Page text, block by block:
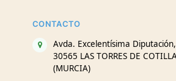
CONTACTO
Avda. Excelentísima
30565 LAS TORRES DE
(MURCIA)